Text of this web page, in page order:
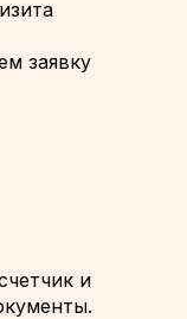
заявку
и